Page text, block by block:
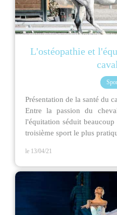
L'ostéopathie et
Présentation de la santé du
Entre la passion du
l'équitation séduit
troisième sport le plus
le 13/04/21